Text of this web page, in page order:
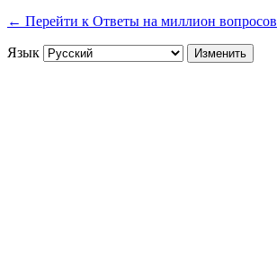
← Перейти к Ответы на миллион вопросов
Язык